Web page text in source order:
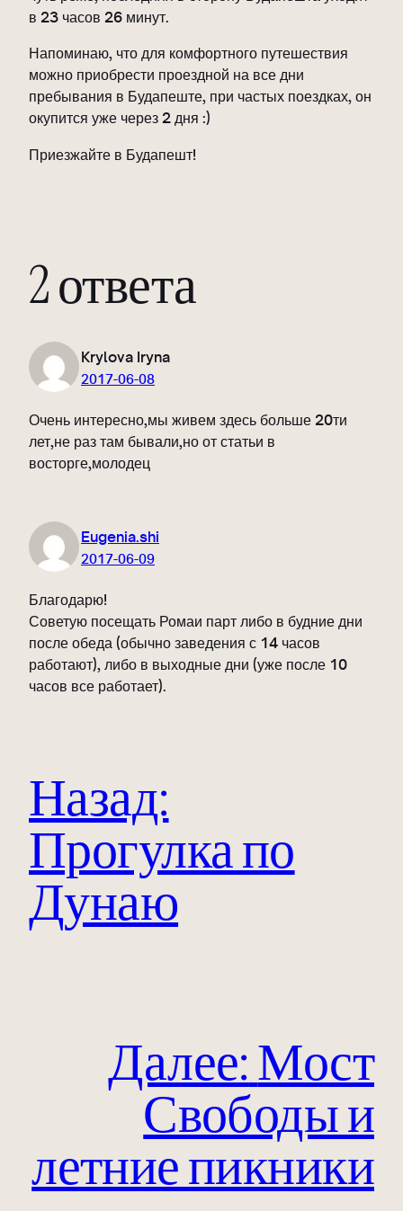
в 23 часов 26 минут.
Напоминаю, что для комфортного путешествия
можно приобрести проездной на все дни
пребывания в Будапеште, при частых поездках, он
окупится уже через 2 дня :)
Приезжайте в Будапешт!
2 ответа
Krylova Iryna
2017-06-08
Очень интересно,мы живем здесь больше 20ти
лет,не раз там бывали,но от статьи в
восторге,молодец
Eugenia.shi
2017-06-09
Благодарю!
Советую посещать Ромаи парт либо в будние дни
после обеда (обычно заведения с 14 часов
работают), либо в выходные дни (уже после 10
часов все работает).
Назад:
Прогулка по
Дунаю
Далее:Мост
Свободы и
летние пикники